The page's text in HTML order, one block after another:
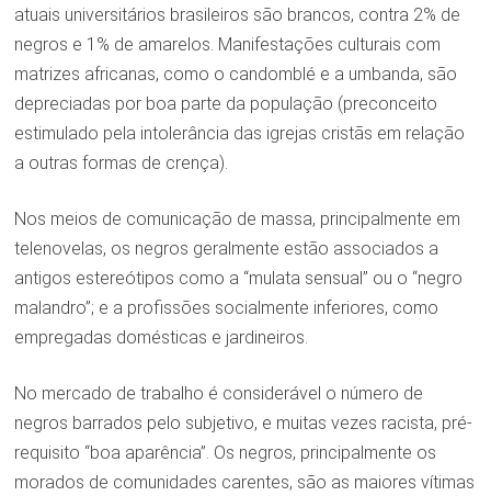
atuais universitários brasileiros são brancos, contra 2% de
negros e 1% de amarelos. Manifestações culturais com
matrizes africanas, como o candomblé e a umbanda, são
depreciadas por boa parte da população (preconceito
estimulado pela intolerância das igrejas cristãs em relação
a outras formas de crença).
Nos meios de comunicação de massa, principalmente em
telenovelas, os negros geralmente estão associados a
antigos estereótipos como a “mulata sensual” ou o “negro
malandro”; e a profissões socialmente inferiores, como
empregadas domésticas e jardineiros.
No mercado de trabalho é considerável o número de
negros barrados pelo subjetivo, e muitas vezes racista, pré-
requisito “boa aparência”. Os negros, principalmente os
morados de comunidades carentes, são as maiores vítimas